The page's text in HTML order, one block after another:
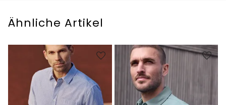
Ähnliche Artikel